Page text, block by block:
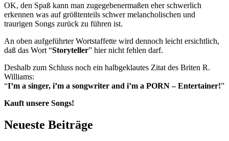
OK, den Spaß kann man zugegebenermaßen eher schwerlich
erkennen was auf größtenteils schwer melancholischen und
traurigen Songs zurück zu führen ist.
An oben aufgeführter Wortstaffette wird dennoch leicht ersichtlich,
daß das Wort “Storyteller” hier nicht fehlen darf.
Deshalb zum Schluss noch ein halbgeklautes Zitat des Briten R.
Williams:
“I’m a singer, i’m a songwriter and i’m a PORN – Entertainer!”
Kauft unsere Songs!
Neueste Beiträge